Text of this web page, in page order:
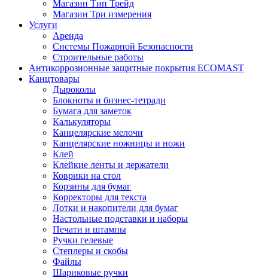
Магазин Тип Трейд
Магазин Три измерения
Услуги
Аренда
Системы Пожарной Безопасности
Строительные работы
Антикоррозионные защитные покрытия ECOMAST
Канцтовары
Дыроколы
Блокноты и бизнес-тетради
Бумага для заметок
Калькуляторы
Канцелярские мелочи
Канцелярские ножницы и ножи
Клей
Клейкие ленты и держатели
Коврики на стол
Корзины для бумаг
Корректоры для текста
Лотки и накопители для бумаг
Настольные подставки и наборы
Печати и штампы
Ручки гелевые
Степлеры и скобы
Файлы
Шариковые ручки